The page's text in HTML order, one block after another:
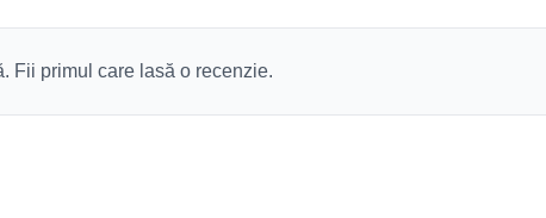
Fii primul care lasă o recenzie.